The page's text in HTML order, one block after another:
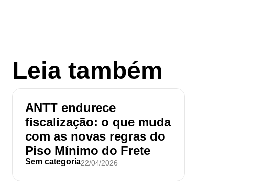
Leia também
ANTT endurece
fiscalização: o que muda
com as novas regras do
Piso Mínimo do Frete
Sem categoria22/04/2026